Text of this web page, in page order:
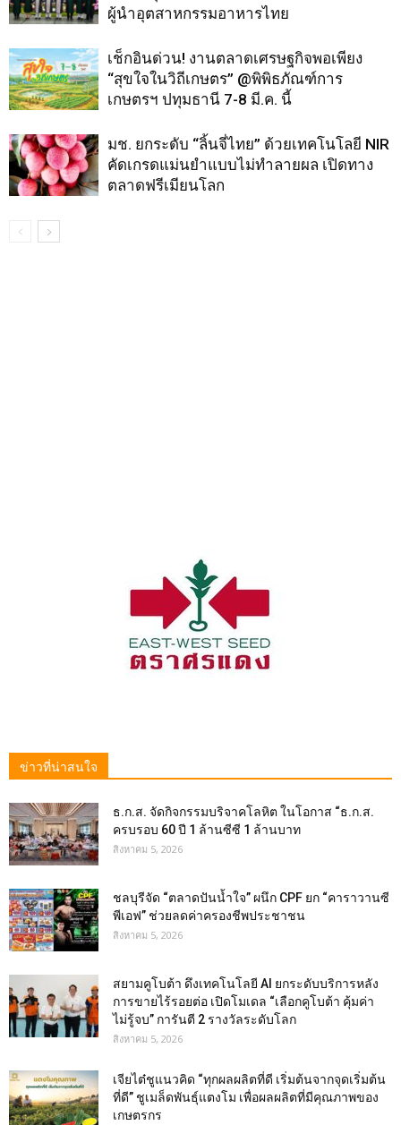
ผู้นำอุตสาหกรรมอาหารไทย
เช็กอินด่วน! งานตลาดเศรษฐกิจพอเพียง
“สุขใจในวิถีเกษตร” @พิพิธภัณฑ์การ
เกษตรฯ ปทุมธานี 7-8 มี.ค. นี้
มช. ยกระดับ “ลิ้นจี่ไทย” ด้วยเทคโนโลยี NIR
คัดเกรดแม่นยำแบบไม่ทำลายผล เปิดทาง
ตลาดฟรีเมียนโลก
ข่าวที่น่าสนใจ
ธ.ก.ส. จัดกิจกรรมบริจาคโลหิต ในโอกาส “ธ.ก.ส.
ครบรอบ 60 ปี 1 ล้านซีซี 1 ล้านบาท
สิงหาคม 5, 2026
ชลบุรีจัด “ตลาดปันน้ำใจ” ผนึก CPF ยก “คาราวานซี
พีเอฟ” ช่วยลดค่าครองชีพประชาชน
สิงหาคม 5, 2026
สยามคูโบต้า ดึงเทคโนโลยี AI ยกระดับบริการหลัง
การขายไร้รอยต่อ เปิดโมเดล “เลือกคูโบต้า คุ้มค่า
ไม่รู้จบ” การันตี 2 รางวัลระดับโลก
สิงหาคม 5, 2026
เจียไต๋ชูแนวคิด “ทุกผลผลิตที่ดี เริ่มต้นจากจุดเริ่มต้น
ที่ดี” ชูเมล็ดพันธุ์แตงโม เพื่อผลผลิตที่มีคุณภาพของ
เกษตรกร